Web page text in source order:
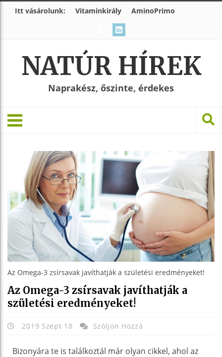
Itt vásárolunk: Vitaminkirály AminoPrimo
NATÚR HÍREK
Naprakész, őszinte, érdekes
Az Omega-3 zsírsavak javíthatják a születési eredményeket!
Az Omega-3 zsírsavak javíthatják a
születési eredményeket!
2019 Szept 18 Szóljon Hozzá
Bizonyára te is találkoztál már olyan cikkel, ahol az